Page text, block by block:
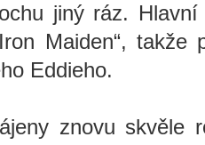
jiný ráz.
Maiden“,
Eddieho.
znovu skvěle